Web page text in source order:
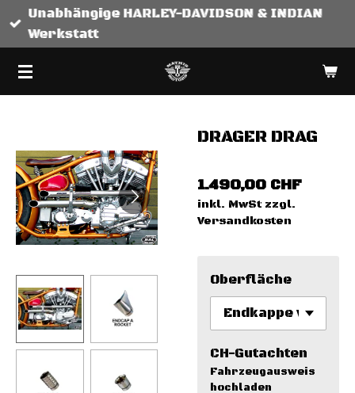
Zum
Hauptinhalt
Unabhängige HARLEY-DAVIDSON & INDIAN
Werkstatt
DRAGER DRAG
1.490,00 CHF
inkl. MwSt zzgl.
Versandkosten
Oberfläche
CH-Gutachten
Fahrzeugausweis
hochladen